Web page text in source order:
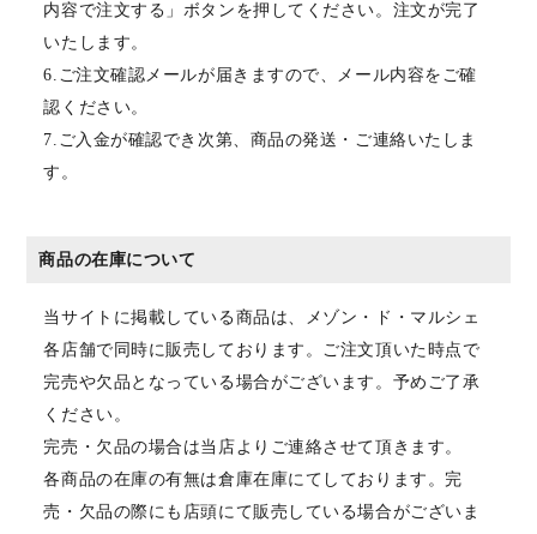
内容で注文する」ボタンを押してください。注文が完了
いたします。
6.ご注文確認メールが届きますので、メール内容をご確
認ください。
7.ご入金が確認でき次第、商品の発送・ご連絡いたしま
す。
商品の在庫について
当サイトに掲載している商品は、メゾン・ド・マルシェ
各店舗で同時に販売しております。ご注文頂いた時点で
完売や欠品となっている場合がございます。予めご了承
ください。
完売・欠品の場合は当店よりご連絡させて頂きます。
各商品の在庫の有無は倉庫在庫にてしております。完
売・欠品の際にも店頭にて販売している場合がございま